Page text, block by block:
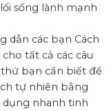
sống lành mạnh
dẫn các bạn Cách
tất cả các câu
bạn cần biết để
tự nhiên bằng
dụng nhanh tinh